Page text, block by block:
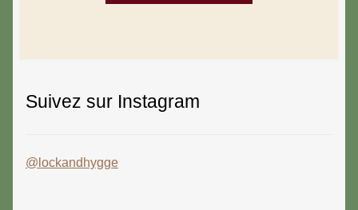
Suivez sur Instagram
@lockandhygge